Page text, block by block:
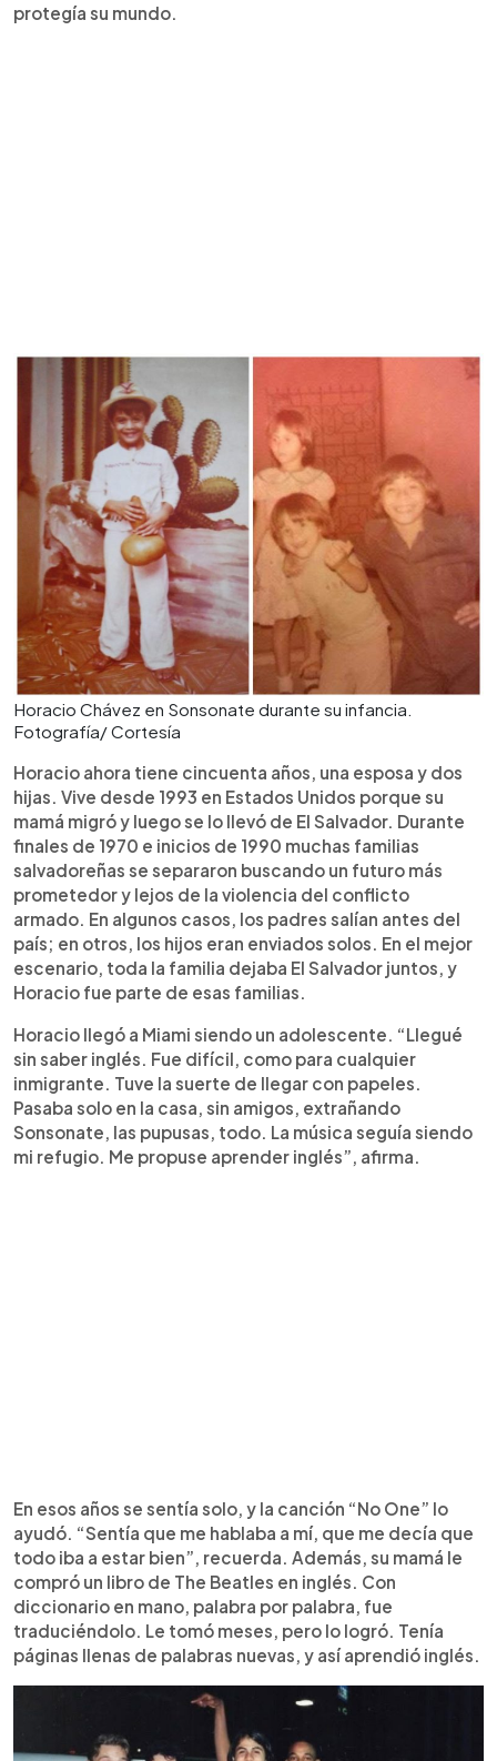
protegía su mundo.
Horacio Chávez en Sonsonate durante su infancia.
Fotografía/ Cortesía
Horacio ahora tiene cincuenta años, una esposa y dos
hijas. Vive desde 1993 en Estados Unidos porque su
mamá migró y luego se lo llevó de El Salvador. Durante
finales de 1970 e inicios de 1990 muchas familias
salvadoreñas se separaron buscando un futuro más
prometedor y lejos de la violencia del conflicto
armado. En algunos casos, los padres salían antes del
país; en otros, los hijos eran enviados solos. En el mejor
escenario, toda la familia dejaba El Salvador juntos, y
Horacio fue parte de esas familias.
Horacio llegó a Miami siendo un adolescente. “Llegué
sin saber inglés. Fue difícil, como para cualquier
inmigrante. Tuve la suerte de llegar con papeles.
Pasaba solo en la casa, sin amigos, extrañando
Sonsonate, las pupusas, todo. La música seguía siendo
mi refugio. Me propuse aprender inglés”, afirma.
En esos años se sentía solo, y la canción “No One” lo
ayudó. “Sentía que me hablaba a mí, que me decía que
todo iba a estar bien”, recuerda. Además, su mamá le
compró un libro de The Beatles en inglés. Con
diccionario en mano, palabra por palabra, fue
traduciéndolo. Le tomó meses, pero lo logró. Tenía
páginas llenas de palabras nuevas, y así aprendió inglés.